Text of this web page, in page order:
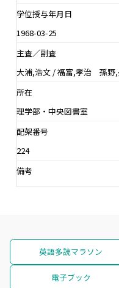
学位授与年月日
1968-03-25
主査／副査
大浦,浩文 / 福富,孝治 孫
所在
理学部・中央図書室
配架番号
224
備考
英語多読マラソン
電子ブック